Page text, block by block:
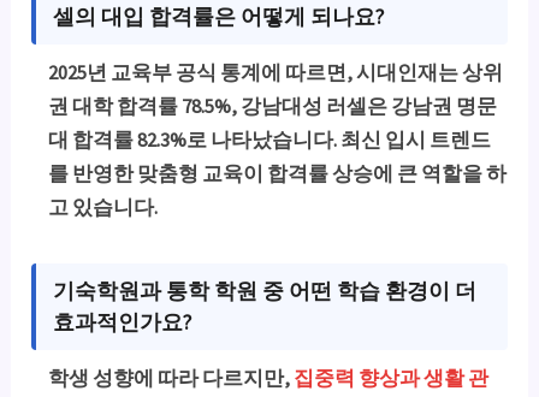
셀의 대입 합격률은 어떻게 되나요?
2025년 교육부 공식 통계에 따르면, 시대인재는 상위
권 대학 합격률78.5%, 강남대성 러셀은 강남권 명문
대 합격률82.3%로 나타났습니다. 최신 입시 트렌드
를 반영한 맞춤형 교육이 합격률 상승에 큰 역할을 하
고 있습니다.
기숙학원과 통학 학원 중 어떤 학습 환경이 더
효과적인가요?
학생 성향에 따라 다르지만,집중력 향상과 생활 관